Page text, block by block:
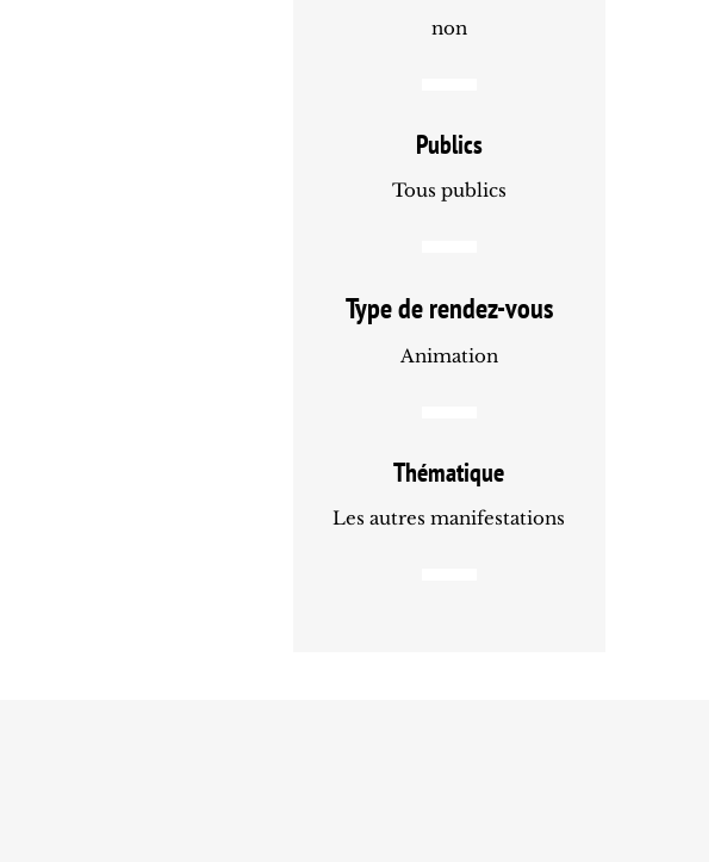
non
Publics
Tous publics
Type de rendez-vous
Animation
Thématique
Les autres manifestations